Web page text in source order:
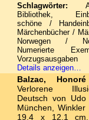
Schlagwörter:
Bibliothek,
schöne /
Märchenbücher /
Norwegen /
Numerierte
Vorzugsausgaben
Details anzeigen…
Balzac,
Verlorene
Deutsch von Udo
München, Winkler
19,4 x 12,1